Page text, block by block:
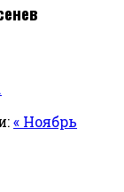
« Ноябрь